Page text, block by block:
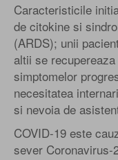
Caracteristicile
de citokine si
(ARDS); unii
altii se
simptomelor
necesitatea
si nevoia de
COVID-19 este
sever Coronavirus-